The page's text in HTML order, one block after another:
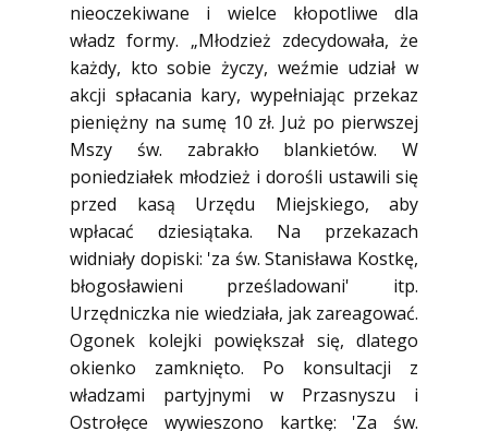
nieoczekiwane i wielce kłopotliwe dla
władz formy. „Młodzież zdecydowała, że
każdy, kto sobie życzy, weźmie udział w
akcji spłacania kary, wypełniając przekaz
pieniężny na sumę 10 zł. Już po pierwszej
Mszy św. zabrakło blankietów. W
poniedziałek młodzież i dorośli ustawili się
przed kasą Urzędu Miejskiego, aby
wpłacać dziesiątaka. Na przekazach
widniały dopiski: 'za św. Stanisława Kostkę,
błogosławieni prześladowani' itp.
Urzędniczka nie wiedziała, jak zareagować.
Ogonek kolejki powiększał się, dlatego
okienko zamknięto. Po konsultacji z
władzami partyjnymi w Przasnyszu i
Ostrołęce wywieszono kartkę: 'Za św.